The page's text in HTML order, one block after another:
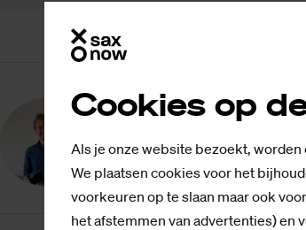
Cookies op
Als je onze website bezoekt,
We plaatsen cookies voor het
voorkeuren op te slaan maar ook
het afstemmen van advertenties) en
Pas­cal Pe­per